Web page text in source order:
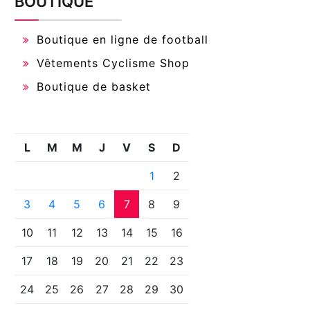
Boutique en ligne de football
Vêtements Cyclisme Shop
Boutique de basket
L M M J V S D
1 2
3 4 5 6 7 8 9
10 11 12 13 14 15 16
17 18 19 20 21 22 23
24 25 26 27 28 29 30